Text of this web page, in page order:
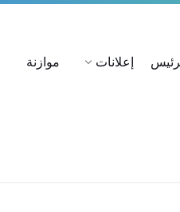
إعلانات موازنة